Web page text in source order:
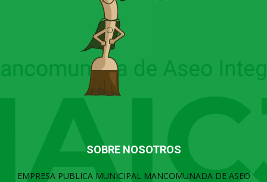
SOBRE NOSOTROS
EMPRESA PUBLICA MUNICIPAL MANCOMUNADA DE ASEO